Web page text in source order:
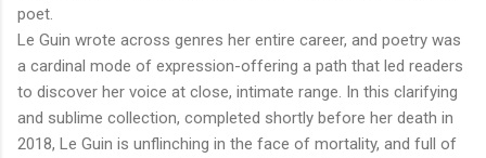
poet.
Le Guin wrote across genres her entire career, and poetry was
a cardinal mode of expression-offering a path that led readers
to discover her voice at close, intimate range. In this clarifying
and sublime collection, completed shortly before her death in
2018, Le Guin is unflinching in the face of mortality, and full of